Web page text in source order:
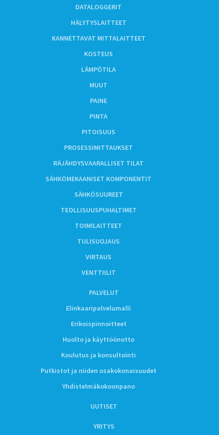
DATALOGGERIT
HÄLYTYSLAITTEET
KANNETTAVAT MITTALAITTEET
KOSTEUS
LÄMPÖTILA
MUUT
PAINE
PINTA
PITOISUUS
PROSESSIMITTAUKSET
RÄJÄHDYSVAARALLISET TILAT
SÄHKÖMEKAANISET KOMPONENTIT
SÄHKÖSUUREET
TEOLLISUUSPUHALTIMET
TOIMILAITTEET
TULISUOJAUS
VIRTAUS
VENTTIILIT
PALVELUT
Elinkaaripalvelumalli
Erikoispinnoitteet
Huolto ja käyttöönotto
Koulutus ja konsultointi
Putkistot ja niiden osakokonaisuudet
Yhdistelmäkokoonpano
UUTISET
YRITYS